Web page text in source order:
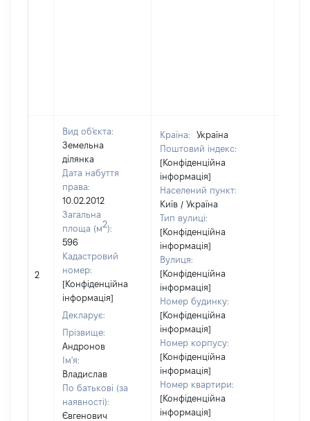
2
Вид об'єкта:
Земельна
ділянка
Дата набуття
права:
10.02.2012
Загальна
площа (м2):
596
Кадастровий
номер:
[Конфіденційна
інформація]
Декларує:
Прізвище:
Андронов
Ім'я:
Владислав
По батькові (за
наявності):
Євгенович
Країна:
Україна
Поштовий індекс:
[Конфіденційна
інформація]
Населений пункт:
Київ / Україна
Тип вулиці:
[Конфіденційна
інформація]
Вулиця:
[Конфіденційна
інформація]
Номер будинку:
[Конфіденційна
інформація]
Номер корпусу:
[Конфіденційна
інформація]
Номер квартири:
[Конфіденційна
інформація]